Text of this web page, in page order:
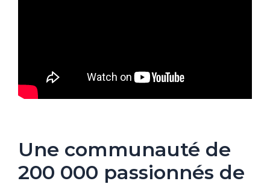
Une communauté de
200 000 passionnés de